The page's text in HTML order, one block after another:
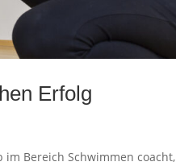
Erfolg
im Bereich Schwimmen coacht,